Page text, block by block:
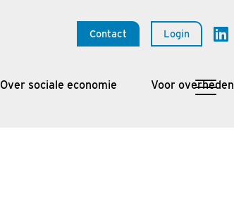
Contact Login
Over sociale economie Voor overheden